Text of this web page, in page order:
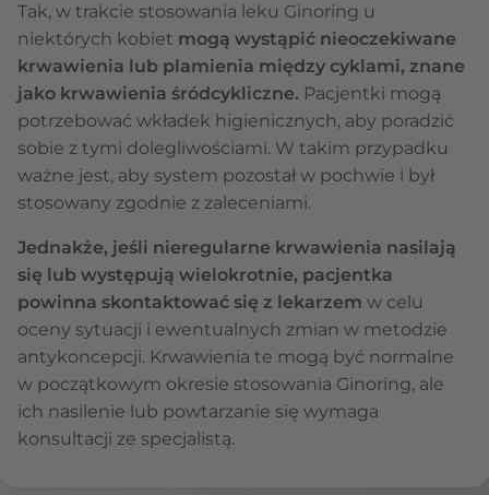
Tak, w trakcie stosowania leku Ginoring u
niektórych kobiet mogą wystąpić nieoczekiwane
krwawienia lub plamienia między cyklami, znane
jako krwawienia śródcykliczne. Pacjentki mogą
potrzebować wkładek higienicznych, aby poradzić
sobie z tymi dolegliwościami. W takim przypadku
ważne jest, aby system pozostał w pochwie i był
stosowany zgodnie z zaleceniami.
Jednakże, jeśli nieregularne krwawienia nasilają
się lub występują wielokrotnie, pacjentka
powinna skontaktować się z lekarzem w celu
oceny sytuacji i ewentualnych zmian w metodzie
antykoncepcji. Krwawienia te mogą być normalne
w początkowym okresie stosowania Ginoring, ale
ich nasilenie lub powtarzanie się wymaga
konsultacji ze specjalistą.